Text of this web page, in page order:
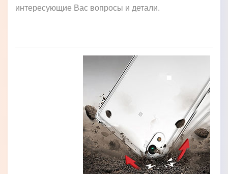
интересующие Вас вопросы и детали.